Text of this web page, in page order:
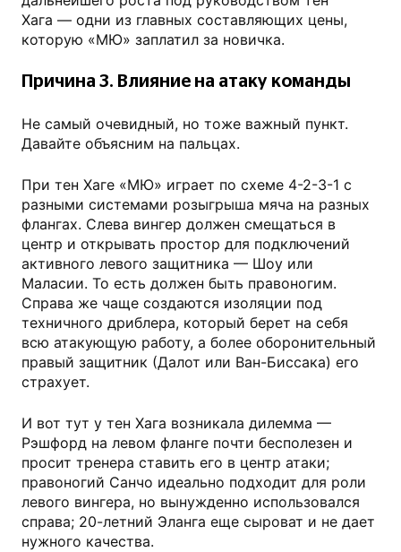
Хага — одни из главных составляющих цены,
которую «МЮ» заплатил за новичка.
Причина 3. Влияние на атаку команды
Не самый очевидный, но тоже важный пункт.
Давайте объясним на пальцах.
При тен Хаге «МЮ» играет по схеме 4-2-3-1 с
разными системами розыгрыша мяча на разных
флангах. Слева вингер должен смещаться в
центр и открывать простор для подключений
активного левого защитника — Шоу или
Маласии. То есть должен быть правоногим.
Справа же чаще создаются изоляции под
техничного дриблера, который берет на себя
всю атакующую работу, а более оборонительный
правый защитник (Далот или Ван-Биссака) его
страхует.
И вот тут у тен Хага возникала дилемма —
Рэшфорд на левом фланге почти бесполезен и
просит тренера ставить его в центр атаки;
правоногий Санчо идеально подходит для роли
левого вингера, но вынужденно использовался
справа; 20-летний Эланга еще сыроват и не дает
нужного качества.